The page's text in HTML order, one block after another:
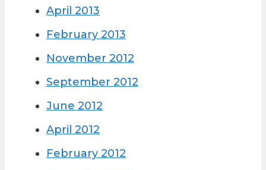
April 2013
February 2013
November 2012
September 2012
June 2012
April 2012
February 2012